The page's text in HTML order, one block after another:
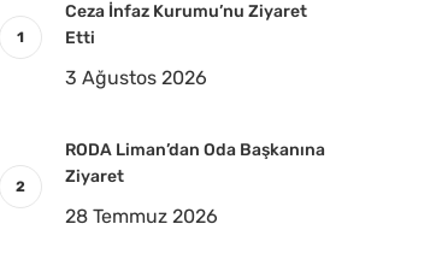
Ceza İnfaz Kurumu’nu Ziyaret
Etti
3 Ağustos 2026
RODA Liman’dan Oda Başkanına
Ziyaret
28 Temmuz 2026